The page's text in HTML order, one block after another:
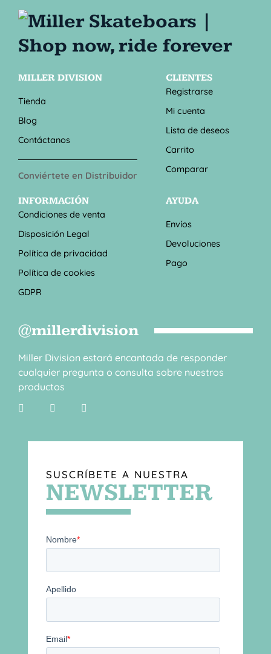
MILLER DIVISION
Tienda
Blog
Contáctanos
Conviértete en Distribuidor
CLIENTES
Registrarse
Mi cuenta
Lista de deseos
Carrito
Comparar
INFORMACIÓN
Condiciones de venta
Disposición Legal
Política de privacidad
Política de cookies
GDPR
AYUDA
Envíos
Devoluciones
Pago
@millerdivision
Miller Division estará encantada de responder
cualquier pregunta o consulta sobre nuestros
productos
SUSCRÍBETE A NUESTRA
NEWSLETTER